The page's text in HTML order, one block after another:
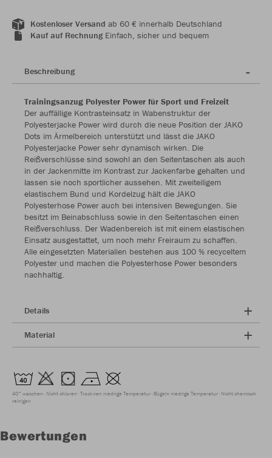
Kostenloser Versand ab 60 € innerhalb Deutschland
Kauf auf RechnungEinfach, sicher und bequem
Beschreibung
Trainingsanzug Polyester Power für Sport und Freizeit
Der auffällige Kontrasteinsatz in Wabenstruktur der
Polyesterjacke Power wird durch die neue Position der JAKO
Dots im Ärmelbereich unterstützt und lässt die JAKO
Polyesterjacke Power sehr dynamisch wirken. Die
Reißverschlüsse sind sowohl an den Seitentaschen als auch
in der Jackenmitte im Kontrast zur Jackenfarbe gehalten und
lassen sie noch sportlicher aussehen. Mit zweiteiligem
elastischem Bund und Kordelzug hält die JAKO
Polyesterhose Power auch bei intensiven Bewegungen. Sie
besitzt im Beinabschluss sowie in den Seitentaschen einen
Reißverschluss. Der Wadenbereich ist mit einem elastischen
Einsatz ausgestattet, um noch mehr Freiraum zu schaffen.
Alle eingesetzten Materialien bestehen aus 100 % recyceltem
Polyester und machen die Polyesterhose Power besonders
nachhaltig.
Details
Material
40° waschen Nicht chloren Trocknen niedrige Temperatur Bügeln niedrige Temperatur Nicht chemisch
reinigen
Bewertungen